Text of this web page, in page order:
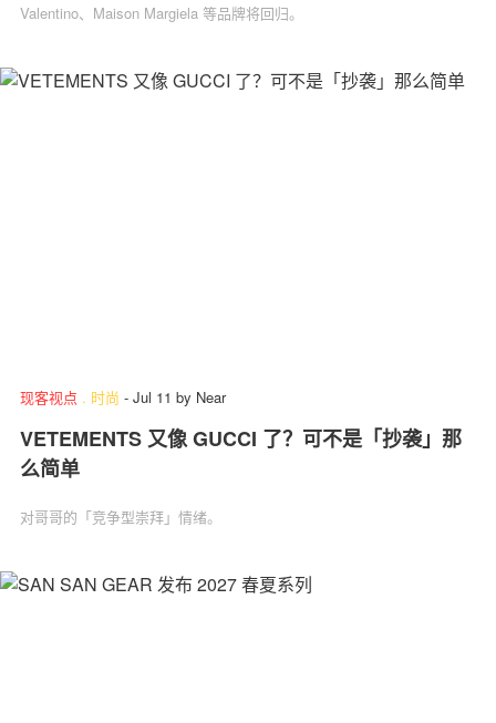
Valentino、Maison Margiela 等品牌将回归。
现客视点 . 时尚 - Jul 11 by Near
VETEMENTS 又像 GUCCI 了？可不是「抄袭」那
么简单
对哥哥的「竞争型崇拜」情绪。